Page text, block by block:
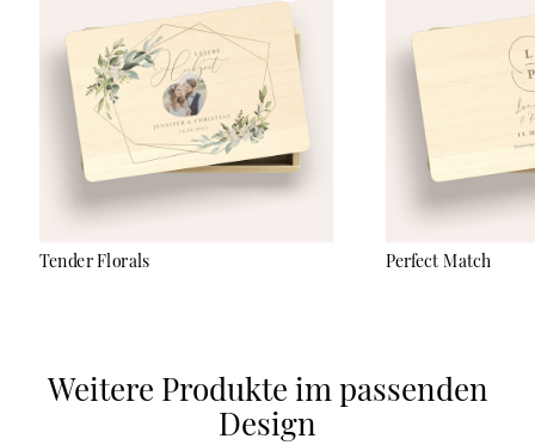
sanft abzuwischen und keine Reinigungsmittel zu verwenden.
Der UV-Druck ist sehr robust, kann aber bei starker Reibung
oder durch scharfe Gegenstände verkratzen.
Tender Florals Perfect Match
Weitere Produkte im passenden
Design